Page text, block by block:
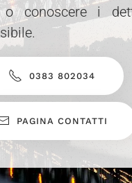
o conoscere i
0383 802034
PAGINA CONTATTI